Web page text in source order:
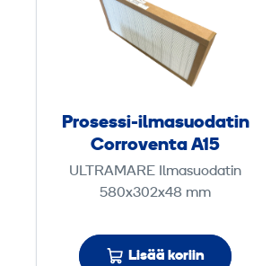
o
s
e
i
m
a
Prosessi-ilmasuodatin
Corroventa A15
ULTRAMARE Ilmasuodatin
580x302x48 mm
Lisää koriin